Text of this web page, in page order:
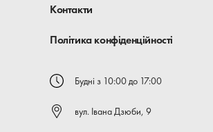
Контакти
Політика конфіденційності
Будні з 10:00 до 17:00
вул. Івана Дзюби, 9